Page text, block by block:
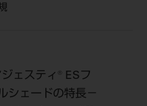
ェスティ® ESフ
シェードの特長－